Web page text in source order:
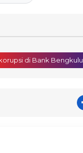
di Bank Bengkulu